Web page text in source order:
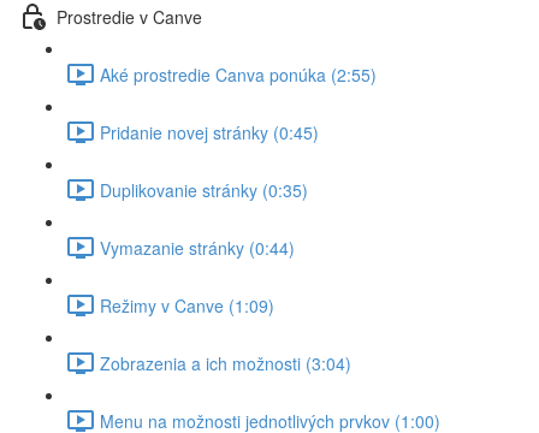
Prostredie v Canve
Aké prostredie Canva ponúka (2:55)
Pridanie novej stránky (0:45)
Duplikovanie stránky (0:35)
Vymazanie stránky (0:44)
Režimy v Canve (1:09)
Zobrazenia a ich možnosti (3:04)
Menu na možnosti jednotlivých prvkov (1:00)